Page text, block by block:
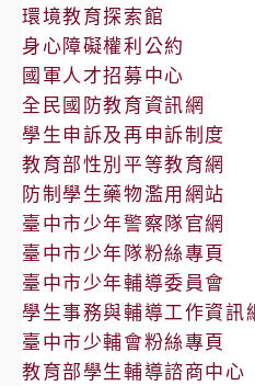
環境教育探索館
身心障礙權利公約
國軍人才招募中心
全民國防教育資訊網
學生申訴及再申訴制度
教育部性別平等教育網
防制學生藥物濫用網站
臺中市少年警察隊官網
臺中市少年隊粉絲專頁
臺中市少年輔導委員會
學生事務與輔導工作資訊
臺中市少輔會粉絲專頁
教育部學生輔導諮商中心